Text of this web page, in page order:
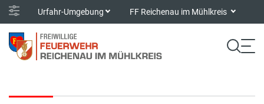
Urfahr-Umgebung FF Reichenau im Mühlkreis